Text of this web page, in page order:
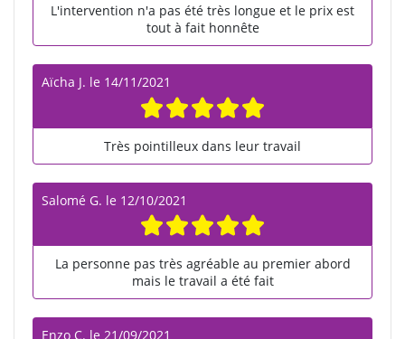
L'intervention n'a pas été très longue et le prix est
tout à fait honnête
Aïcha J. le 14/11/2021
Très pointilleux dans leur travail
Salomé G. le 12/10/2021
La personne pas très agréable au premier abord
mais le travail a été fait
Enzo C. le 21/09/2021